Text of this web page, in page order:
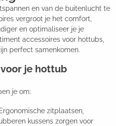
en van de buitenlucht te
vergroot je het comfort,
en optimaliseer je je
accessoires voor hottubs,
perfect samenkomen.
je hottub
je om:
Ergonomische zitplaatsen,
kussens zorgen voor